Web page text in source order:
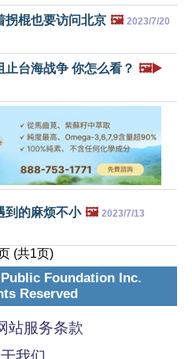
拐棍也要访问北京 🖼️ 2023/7/20
台海战争 你怎么看？ 🖼️▶️
到的麻烦不小 🖼️ 2023/7/13
(共1页)
Foundation Inc.
Reserved
站服务条款